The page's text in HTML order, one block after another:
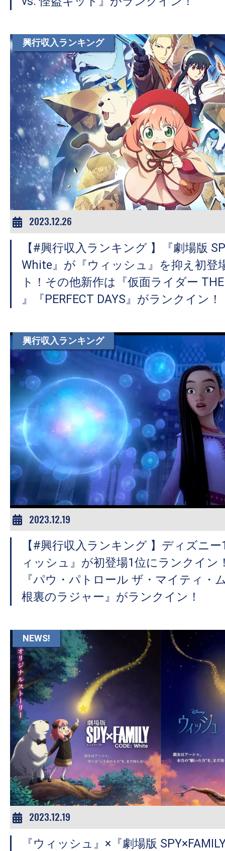
興行収入ランキング
2023.12.26
【#興行収入ランキング 】『劇場版
White』が『ウィッシュ』を抑え初登
ト！その他新作は『仮面ライダー THE
』『PERFECT DAYS』がランクイン！
興行収入ランキング
2023.12.19
【#興行収入ランキング 】ディズニ
ィッシュ』が初登場1位にランクイン
『パウ・パトロール ザ・マイティ・
根裏のラジャー』がランクイン！
NEWS!
2023.12.19
『ウィッシュ』×『劇場版